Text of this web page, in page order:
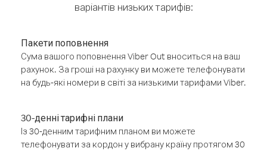
варіантів низьких тарифів:
Пакети поповнення
Сума вашого поповнення Viber Out вноситься на ваш
рахунок. За гроші на рахунку ви можете телефонувати
на будь-які номери в світі за низькими тарифами Viber.
30-денні тарифні плани
Із 30-денним тарифним планом ви можете
телефонувати за кордон у вибрану країну протягом 30